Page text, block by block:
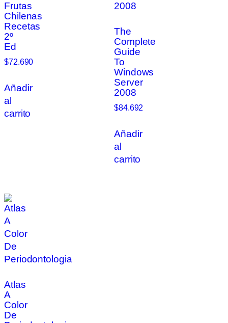
Frutas
Chilenas
Recetas
2º
Ed
$72.690
Añadir
al
carrito
The
Complete
Guide
To
Windows
Server
2008
$84.692
Añadir
al
carrito
Atlas
A
Color
De